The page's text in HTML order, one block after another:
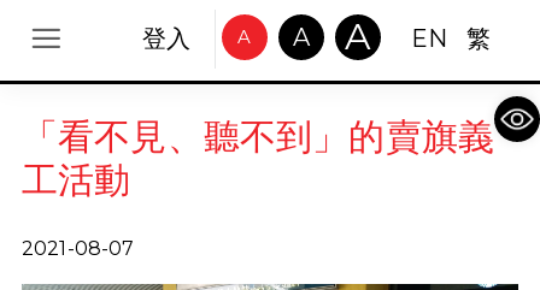
登入 A A A EN 繁
「看不見、聽不到」的賣旗義
工活動
2021-08-07